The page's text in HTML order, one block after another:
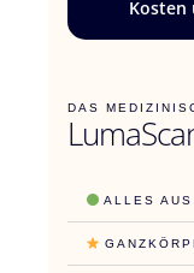
Kosten
DAS
ALLES AUS